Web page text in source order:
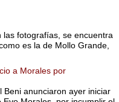
las fotografías, se encuentra
es la de Mollo Grande,
a Morales por
anunciaron ayer iniciar